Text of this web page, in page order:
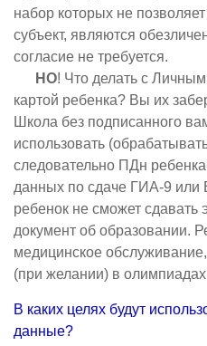
набор которых не
субъект, являются
согласие не требуется.
НО! Что делать с
картой ребенка? Вы их
Школа без подписанного
использовать
следовательно ПДн
данных по сдаче ГИА-9 или
ребенок не сможет сдавать
документ об образовании.
медицинское
(при желании) в олимпиадах
В каких целях будут
данные?